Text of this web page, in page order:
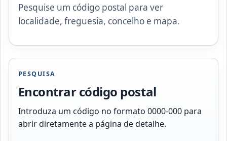
Pesquise um código postal para ver
localidade, freguesia, concelho e mapa.
PESQUISA
Encontrar código postal
Introduza um código no formato 0000-000 para
abrir diretamente a página de detalhe.